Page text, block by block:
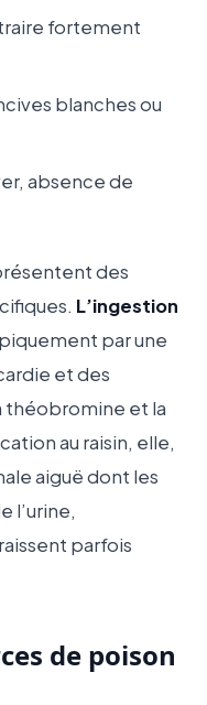
fortement
blanches ou
absence de
des
L’ingestion
par une
et des
théobromine et la
au raisin, elle,
aiguë dont les
l’urine,
parfois
de poison